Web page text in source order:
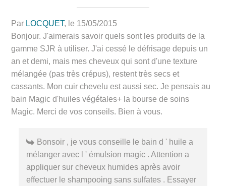
Par LOCQUET, le 15/05/2015
Bonjour. J'aimerais savoir quels sont les produits de la
gamme SJR à utiliser. J'ai cessé le défrisage depuis un
an et demi, mais mes cheveux qui sont d'une texture
mélangée (pas très crépus), restent très secs et
cassants. Mon cuir chevelu est aussi sec. Je pensais au
bain Magic d'huiles végétales+ la bourse de soins
Magic. Merci de vos conseils. Bien à vous.
Bonsoir , je vous conseille le bain d ' huile a
mélanger avec l ' émulsion magic . Attention a
appliquer sur cheveux humides après avoir
effectuer le shampooing sans sulfates . Essayer